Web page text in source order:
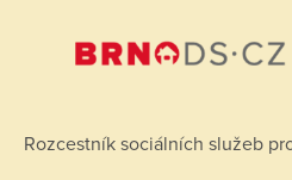
Rozcestník sociálních služeb